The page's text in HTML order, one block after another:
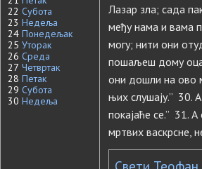
22 Субота
23 Недеља
24 Понедељак
25 Уторак
26 Среда
27 Четвртак
28 Петак
29 Субота
30 Недеља
Лазар зла; сада
међу нама и вама
могу; нити они
пошаљеш дому оца
они дошли на ово
њих слушају.” 30.
покајаће се.” 31.
мртвих васкрсне,